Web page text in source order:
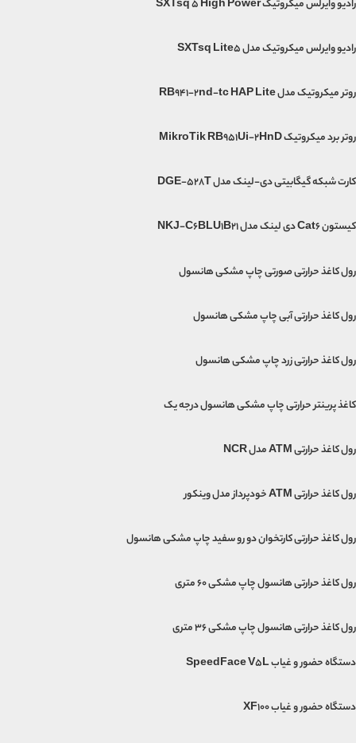
رادیو وایرلس میکروتیک SXTsq 5 High Power
رادیو وایرلس میکروتیک مدل SXTsq Lite5
روتر میکروتیک مدل RB941-2nd-tc HAP Lite
روتر برد میکروتیک MikroTik RB951Ui-2HnD
کارت شبکه گیگابیتی دی-لینک مدل DGE-528T
کیستون Cat6 دی لینک مدل NKJ-C6BLU1B21
رول کاغذ حرارتی صورتی چاپ مشکی هانسول
رول کاغذ حرارتی آبی چاپ مشکی هانسول
رول کاغذ حرارتی زرد چاپ مشکی هانسول
کاغذ پرینتر حرارتی چاپ مشکی هانسول درجه یک
رول کاغذ حرارتی ATM مدل NCR
رول کاغذ حرارتی ATM خودپرداز مدل وینکور
رول کاغذ حرارتی کارتخوان دو رو سفید چاپ مشکی هانسول
رول کاغذ حرارتی هانسول چاپ مشکی 60 متری
رول کاغذ حرارتی هانسول چاپ مشکی 36 متری
دستگاه حضور و غیاب SpeedFace V5L
دستگاه حضور و غیاب XF100